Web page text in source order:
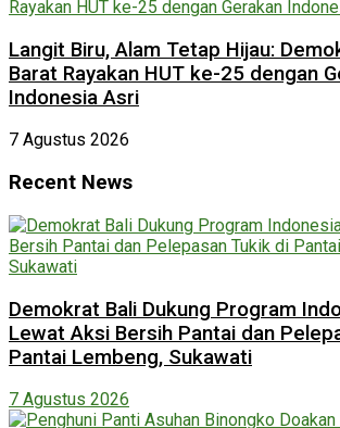
Langit Biru, Alam Tetap Hijau:
Barat Rayakan HUT ke-25 dengan
Indonesia Asri
7 Agustus 2026
Recent News
Demokrat Bali Dukung Program
Lewat Aksi Bersih Pantai dan
Pantai Lembeng, Sukawati
7 Agustus 2026